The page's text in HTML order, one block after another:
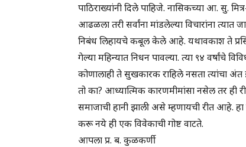
पाठिराख्यांनी दिले पाहिजे. नासिकच्या आ. सु.
आढळला तरी सर्वांना मांडलेल्या विचारांना त्यात
निबंध लिहायचे कबूल केले आहे. यथावकाश ते
गेल्या महिन्यात निधन पावल्या. त्या ९४ वर्षांचे
कोणालाही ते सुखकारक राहिले नसता त्यांचा अंत
तो का? आध्यात्मिक कारणमीमांसा नसेल तर ही
समाजाची हानी झाली असे म्हणायची रीत आहे.
करू नये ही एक विवेकाची गोष्ट वाटते.
आपला प्र. ब. कुळकर्णी